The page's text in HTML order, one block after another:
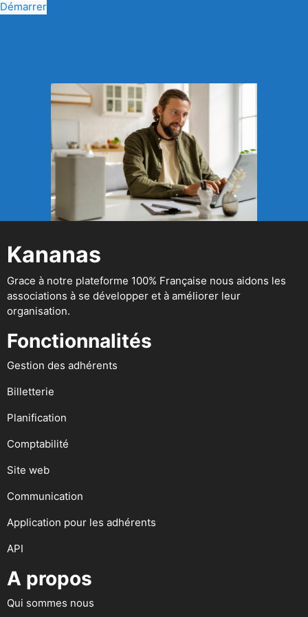
Démarrer
Kananas
Grace à notre plateforme 100% Française nous aidons les
associations à se développer et à améliorer leur
organisation.
Fonctionnalités
Gestion des adhérents
Billetterie
Planification
Comptabilité
Site web
Communication
Application pour les adhérents
API
A propos
Qui sommes nous